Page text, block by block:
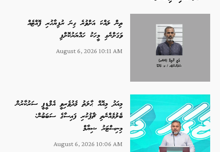
ތިން ލައްކަ އަށްވުރެ ގިނަ ރުފިޔާހުރި ފޮއްޓެއް
ވަގަށްނެގި މީހަކު ހައްޔަރުކޮށްފި
August 6, 2026 10:11 AM
މިއަދު މިއޮއް ޙާލަތު މެދުވެރިވީ އެމްޑީޕީ ސަރުކާރުން
ބެލުމެއްނެތި ޗާޕުކުރި ފައިސާގެ ސަބަބުން:
މިނިސްޓަރު ޝިޔާމް
August 6, 2026 10:06 AM